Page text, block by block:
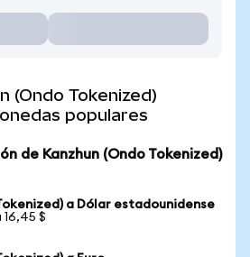
(Ondo Tokenized)
populares
de Kanzhun (Ondo Tokenized)
a Dólar estadounidense
16,45 $